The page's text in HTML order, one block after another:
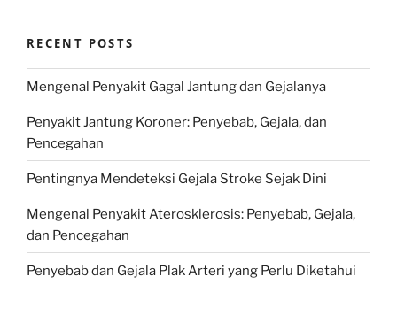
RECENT POSTS
Mengenal Penyakit Gagal Jantung dan Gejalanya
Penyakit Jantung Koroner: Penyebab, Gejala, dan
Pencegahan
Pentingnya Mendeteksi Gejala Stroke Sejak Dini
Mengenal Penyakit Aterosklerosis: Penyebab, Gejala,
dan Pencegahan
Penyebab dan Gejala Plak Arteri yang Perlu Diketahui